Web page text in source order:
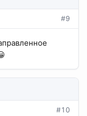
#9
#10